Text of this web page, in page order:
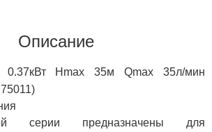
Описание
0.37кВт Hmax 35м Qmax 35л/мин
серии предназначены для